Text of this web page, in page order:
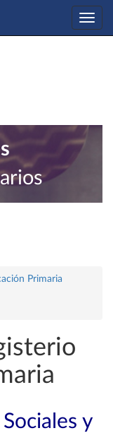
Primaria
y